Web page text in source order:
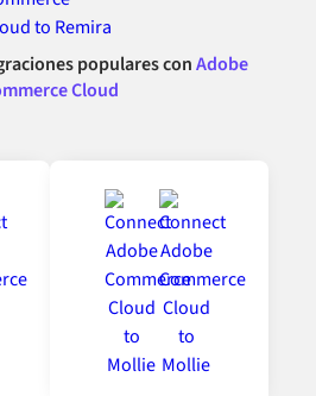
populares conAdobe
Cloud